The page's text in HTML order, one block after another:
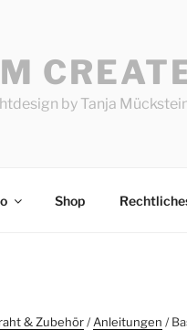
by Tanja
Shop
& Zubehör/Anleitungen /